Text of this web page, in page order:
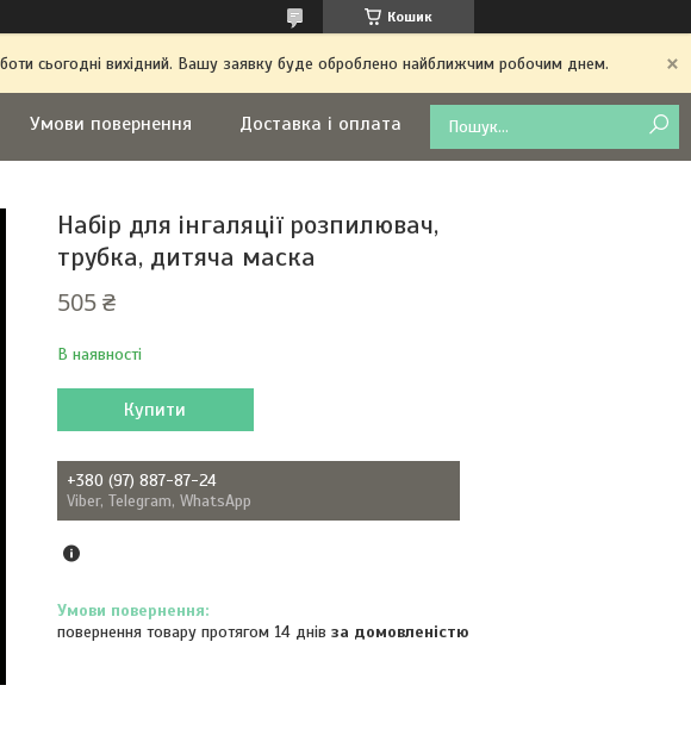
Кошик
сьогодні вихідний. Вашу заявку буде оброблено найближчим робочим днем.
Умови повернення Доставка і оплата
Набір для інгаляції розпилювач,
трубка, дитяча маска
505 ₴
В наявності
Купити
+380 (97) 887-87-24
Viber, Telegram, WhatsApp
повернення товару протягом 14 днів за домовленістю